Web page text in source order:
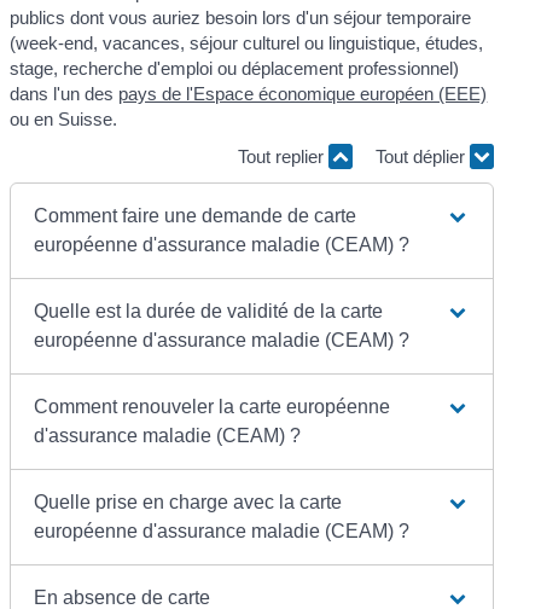
publics dont vous auriez besoin lors d'un séjour temporaire
(week-end, vacances, séjour culturel ou linguistique, études,
stage, recherche d'emploi ou déplacement professionnel)
dans l'un des pays de l'Espace économique européen (EEE)
ou en Suisse.
Tout replier
Tout déplier
Comment faire une demande de carte
européenne d'assurance maladie (CEAM) ?
Quelle est la durée de validité de la carte
européenne d'assurance maladie (CEAM) ?
Comment renouveler la carte européenne
d'assurance maladie (CEAM) ?
Quelle prise en charge avec la carte
européenne d'assurance maladie (CEAM) ?
En absence de carte